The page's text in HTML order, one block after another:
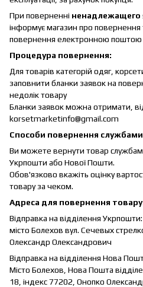
При поверненні ненадлежащего
інформує магазин про повернення
повернення електронною
Процедура повернення:
Для товарів категорій одяг,
заповнити бланки заявок на
недолік товару
Бланки заявок можна отримати,
korsetmarketinfo@gmail.com
Способи повернення
Ви можете вернути товар
Укрпошти або Нової Пошти.
Обов'язково вкажіть оцінку
товару за чеком.
Адреса для повернення
Відправка на відділення Укрпошти:
місто Болехов вул. Сечевых
Олександр Олександрович
Відправка на відділення Нова
Місто Болехов, Нова Пошта
18, індекс 77202, Онопко